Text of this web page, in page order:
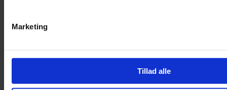
Marketing
Tillad alle
Bark
Spelt